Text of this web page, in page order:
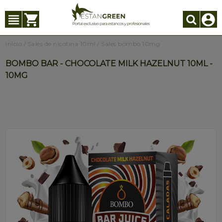
Inicio Sales de nicotina 10ml Sales bombo 10mg
BOMBO BAR - CHOCOLATE MILK HAZELNUT 10ML -
10MG